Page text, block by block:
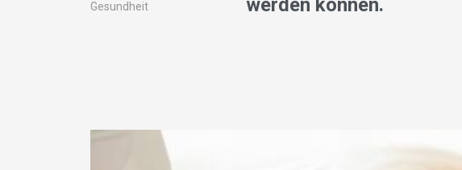
Gesundheit
werden können.